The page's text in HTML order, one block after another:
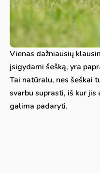
Vienas dažniausių
įsigydami šešką, yra
Tai natūralu, nes šeškai
svarbu suprasti, iš kur
galima padaryti.